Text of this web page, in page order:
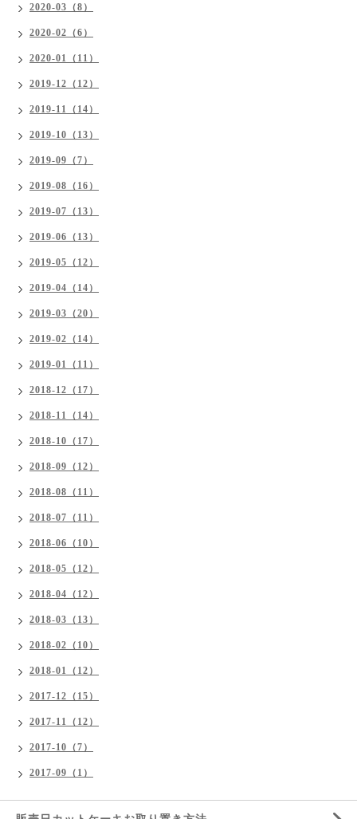
2020-03（8）
2020-02（6）
2020-01（11）
2019-12（12）
2019-11（14）
2019-10（13）
2019-09（7）
2019-08（16）
2019-07（13）
2019-06（13）
2019-05（12）
2019-04（14）
2019-03（20）
2019-02（14）
2019-01（11）
2018-12（17）
2018-11（14）
2018-10（17）
2018-09（12）
2018-08（11）
2018-07（11）
2018-06（10）
2018-05（12）
2018-04（12）
2018-03（13）
2018-02（10）
2018-01（12）
2017-12（15）
2017-11（12）
2017-10（7）
2017-09（1）